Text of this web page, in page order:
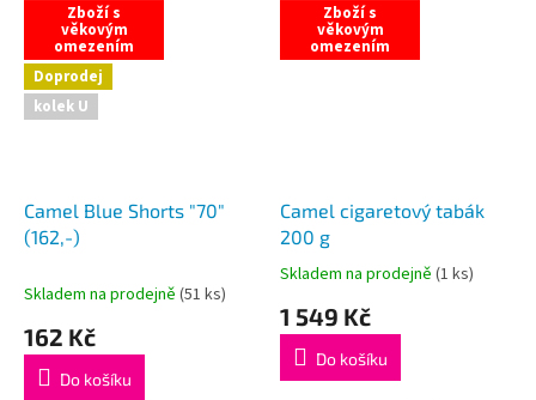
Zboží s
věkovým
omezením
Doprodej
kolek U
Camel Blue Shorts "70"
(162,-)
Skladem na prodejně (51 ks)
162 Kč
Do košíku
Zboží s
věkovým
omezením
Camel cigaretový tabák
200 g
Průměrné
produktu
5,0
Skladem na prodejně (1 ks)
1 549 Kč
Do košíku